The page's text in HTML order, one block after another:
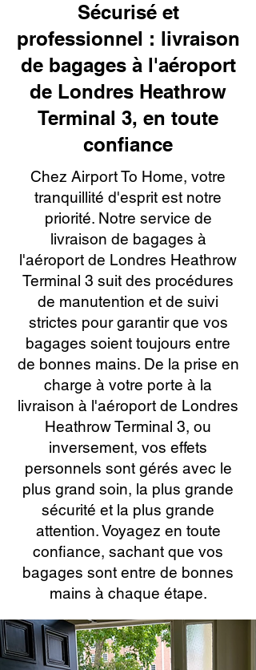
Sécurisé et
professionnel : livraison
de bagages à l'aéroport
de Londres Heathrow
Terminal 3, en toute
confiance
Chez Airport To Home, votre
tranquillité d'esprit est notre
priorité. Notre service de
livraison de bagages à
l'aéroport de Londres Heathrow
Terminal 3 suit des procédures
de manutention et de suivi
strictes pour garantir que vos
bagages soient toujours entre
de bonnes mains. De la prise en
charge à votre porte à la
livraison à l'aéroport de Londres
Heathrow Terminal 3, ou
inversement, vos effets
personnels sont gérés avec le
plus grand soin, la plus grande
sécurité et la plus grande
attention. Voyagez en toute
confiance, sachant que vos
bagages sont entre de bonnes
mains à chaque étape.